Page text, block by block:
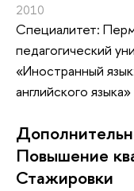
2010
Специалитет:
педагогический
«Иностранный
английского языка»
Повышение
Стажировки